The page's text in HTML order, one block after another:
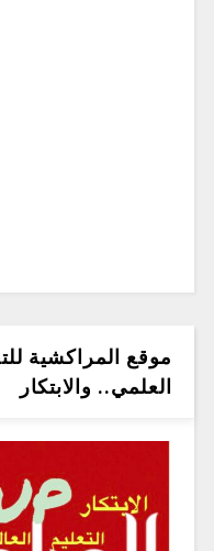
موقع المراكشية
العلمي.. والابتكار